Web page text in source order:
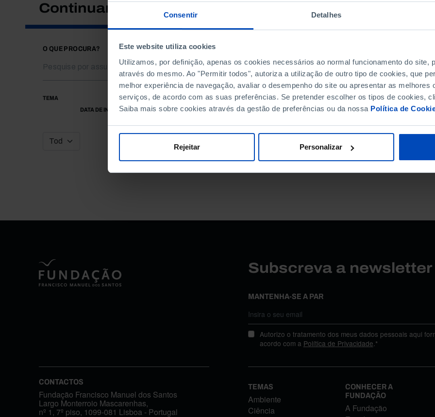
Consentir Detalhes
Este website utiliza cookies
Utilizamos, por definição, apenas os cookies necessários ao normal funcionamento do site,
através do mesmo. Ao "Permitir todos", autoriza a utilização de outro tipo de cookies, que
melhor experiência de navegação, avaliar o desempenho do site ou apresentar as melhores
serviços, de acordo com as suas preferências. Se pretender escolher os tipos de cookies,
Saiba mais sobre cookies através da gestão de preferências ou da nossa Política de
Rejeitar Personalizar
Continuar a pesquisar
O QUE PROCURA?
TEMA
DATA DE INÍCIO
DATA DE FIM
Subscreva a
MANTENHA-SE A PAR
Autorizo o tratamento dos meus dados pessoais aqui
acordo com a Política de Privacidade.*
CONTACTOS
Fundação Francisco Manuel dos Santos
Largo Monterroio Mascarenhas,
nº 1, 7º piso, 1099-081 Lisboa - Portugal
TEMAS
Ambiente
Ciência
CONHECER A
FUNDAÇÃO
A Fundação